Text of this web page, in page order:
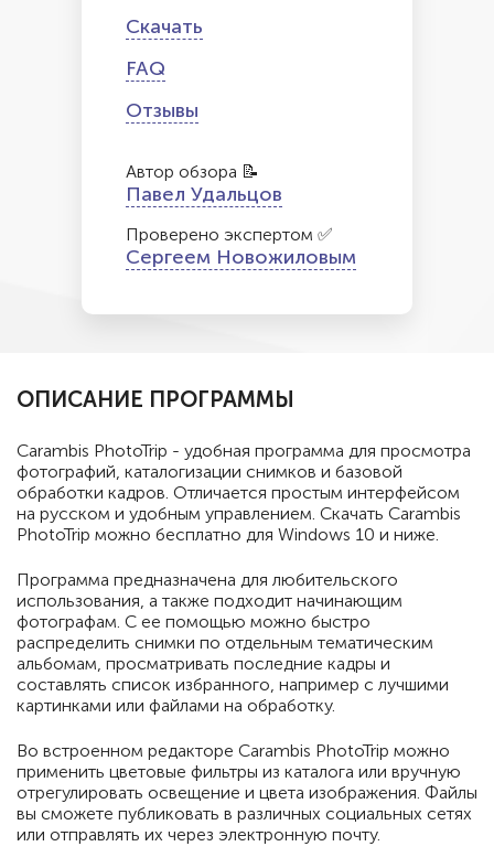
Скачать
FAQ
Отзывы
Автор обзора 📝
Павел Удальцов
Проверено экспертом ✅
Сергеем Новожиловым
ОПИСАНИЕ ПРОГРАММЫ
Carambis PhotoTrip - удобная программа для просмотра
фотографий, каталогизации снимков и базовой
обработки кадров. Отличается простым интерфейсом
на русском и удобным управлением. Скачать Carambis
PhotoTrip можно бесплатно для Windows 10 и ниже.
Программа предназначена для любительского
использования, а также подходит начинающим
фотографам. С ее помощью можно быстро
распределить снимки по отдельным тематическим
альбомам, просматривать последние кадры и
составлять список избранного, например с лучшими
картинками или файлами на обработку.
Во встроенном редакторе Carambis PhotoTrip можно
применить цветовые фильтры из каталога или вручную
отрегулировать освещение и цвета изображения. Файлы
вы сможете публиковать в различных социальных сетях
или отправлять их через электронную почту.